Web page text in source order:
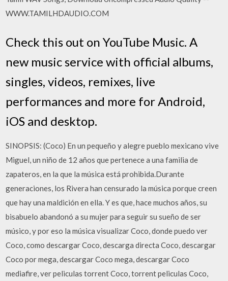
WWW.TAMILHDAUDIO.COM
Check this out on YouTube Music. A
new music service with official albums,
singles, videos, remixes, live
performances and more for Android,
iOS and desktop.
SINOPSIS: (Coco) En un pequeño y alegre pueblo mexicano vive
Miguel, un niño de 12 años que pertenece a una familia de
zapateros, en la que la música está prohibida.Durante
generaciones, los Rivera han censurado la música porque creen
que hay una maldición en ella. Y es que, hace muchos años, su
bisabuelo abandonó a su mujer para seguir su sueño de ser
músico, y por eso la música visualizar Coco, donde puedo ver
Coco, como descargar Coco, descarga directa Coco, descargar
Coco por mega, descargar Coco mega, descargar Coco
mediafire, ver peliculas torrent Coco, torrent peliculas Coco,